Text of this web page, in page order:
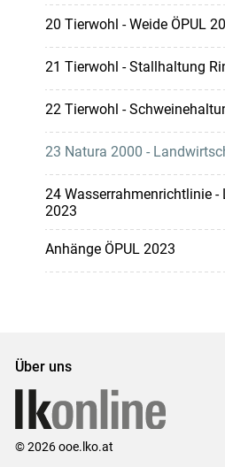
20 Tierwohl - Weide ÖPUL
21 Tierwohl - Stallhaltung
22 Tierwohl -
23 Natura 2000 -
24 Wasserrahmenrichtlinie
2023
Anhänge ÖPUL 2023
Über uns
© 2026 ooe.lko.at